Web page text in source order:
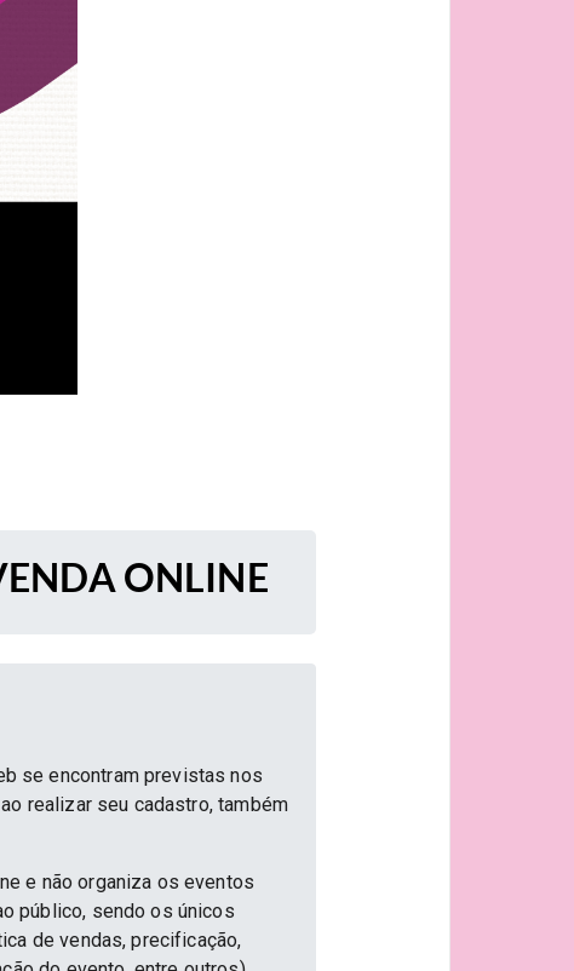
ONLINE
se encontram previstas nos
realizar seu cadastro, também
e não organiza os eventos
público, sendo os únicos
de vendas, precificação,